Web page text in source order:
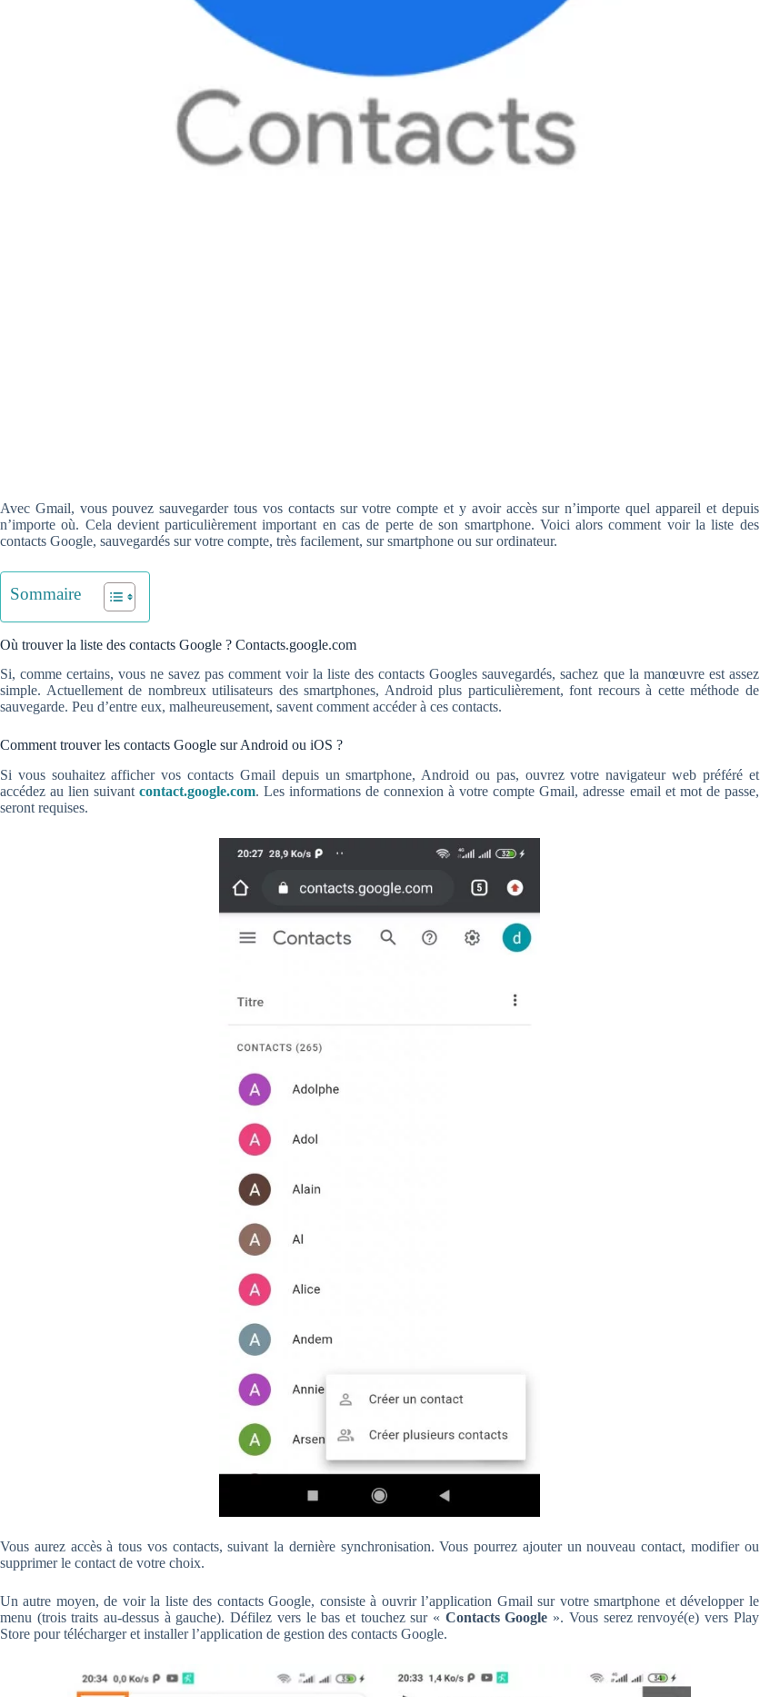
Avec Gmail, vous pouvez sauvegarder tous vos contacts sur votre compte et y avoir accès sur n’importe quel appareil et depuis
n’importe où. Cela devient particulièrement important en cas de perte de son smartphone. Voici alors comment voir la liste des
contacts Google, sauvegardés sur votre compte, très facilement, sur smartphone ou sur ordinateur.
Sommaire
Où trouver la liste des contacts Google ? Contacts.google.com
Si, comme certains, vous ne savez pas comment voir la liste des contacts Googles sauvegardés, sachez que la manœuvre est assez
simple. Actuellement de nombreux utilisateurs des smartphones, Android plus particulièrement, font recours à cette méthode de
sauvegarde. Peu d’entre eux, malheureusement, savent comment accéder à ces contacts.
Comment trouver les contacts Google sur Android ou iOS ?
Si vous souhaitez afficher vos contacts Gmail depuis un smartphone, Android ou pas, ouvrez votre navigateur web préféré et
accédez au lien suivantcontact.google.com. Les informations de connexion à votre compte Gmail, adresse email et mot de passe,
seront requises.
Vous aurez accès à tous vos contacts, suivant la dernière synchronisation. Vous pourrez ajouter un nouveau contact, modifier ou
supprimer le contact de votre choix.
Un autre moyen, de voir la liste des contacts Google, consiste à ouvrir l’application Gmail sur votre smartphone et développer le
menu (trois traits au-dessus à gauche). Défilez vers le bas et touchez sur « Contacts Google ». Vous serez renvoyé(e) vers Play
Store pour télécharger et installer l’application de gestion des contacts Google.